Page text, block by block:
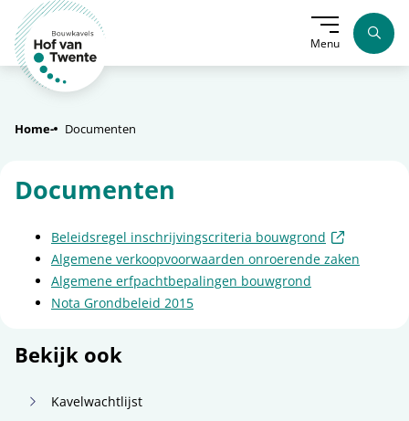
Menu
Home Documenten
Documenten
Beleidsregel inschrijvingscriteria bouwgrond
Algemene verkoopvoorwaarden onroerende zaken
Algemene erfpachtbepalingen bouwgrond
Nota Grondbeleid 2015
Bekijk ook
Kavelwachtlijst